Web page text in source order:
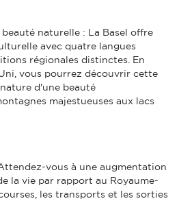
naturelle : La Basel offre
avec quatre langues
régionales distinctes. En
vous pourrez découvrir cette
d'une beauté
majestueuses aux lacs
vous à une augmentation
la vie par rapport au Royaume-
les transports et les sorties